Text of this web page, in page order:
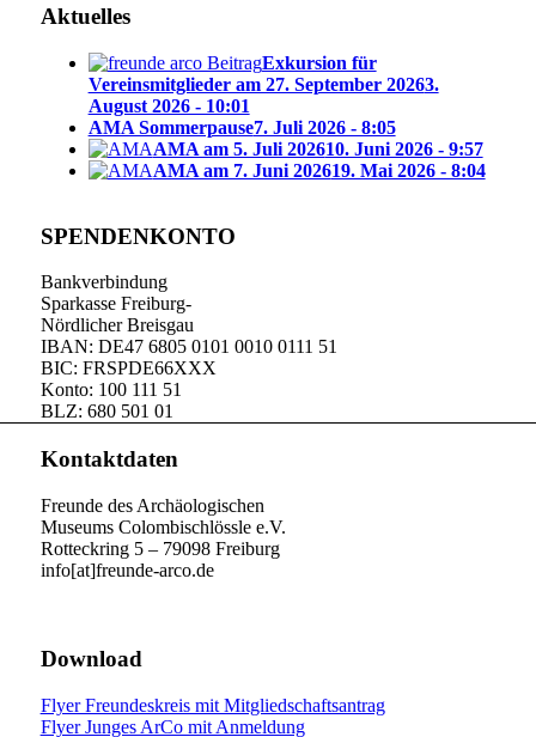
Aktuelles
Exkursion für
Vereinsmitglieder am 27. September 20263.
August 2026 - 10:01
AMA Sommerpause7. Juli 2026 - 8:05
AMA am 5. Juli 202610. Juni 2026 - 9:57
AMA am 7. Juni 202619. Mai 2026 - 8:04
SPENDENKONTO
Bankverbindung
Sparkasse Freiburg-
Nördlicher Breisgau
IBAN: DE47 6805 0101 0010 0111 51
BIC: FRSPDE66XXX
Konto: 100 111 51
BLZ: 680 501 01
Kontaktdaten
Freunde des Archäologischen
Museums Colombischlössle e.V.
Rotteckring 5 – 79098 Freiburg
info[at]freunde-arco.de
Download
Flyer Freundeskreis mit Mitgliedschaftsantrag
Flyer Junges ArCo mit Anmeldung